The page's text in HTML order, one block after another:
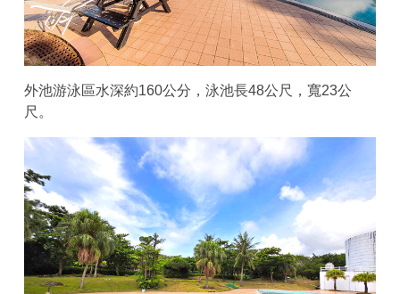
外池游泳區水深約160公分，泳池長48公尺，寬23公
尺。